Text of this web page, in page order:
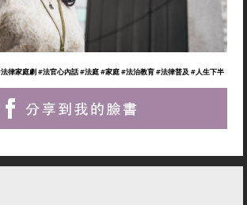
律家庭劇#法官心內話#法庭#家庭#法治教育#法律普及#人生下半